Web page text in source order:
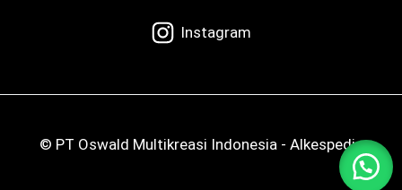
Instagram
© PT Oswald Multikreasi Indonesia - Alkespedia